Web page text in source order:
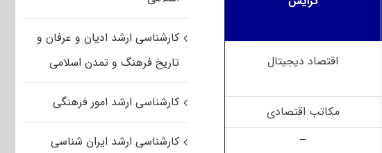
اقتصاد دیجیتال
مکاتب اقتصادی
–
کارشناسی ارشد ادیان و عرفان و
تاریخ فرهنگ و تمدن اسلامی
کارشناسی ارشد امور فرهنگی
کارشناسی ارشد ایران شناسی